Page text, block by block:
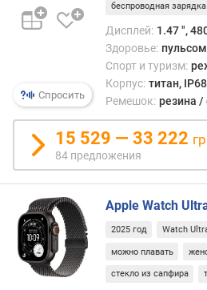
л
п
о
к
о
л
и
ч
е
с
т
Спросить
беспроводная зарядка
Дисплей: 1.47 ",
Здоровье:
Спорт и туризм:
Корпус: титан,
Ремешок: резина /
15 529 — 33 222
84 предложения
Apple Watch
2025 год Watch
можно плавать
стекло из сапфира